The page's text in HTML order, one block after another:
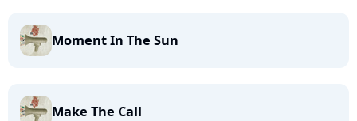
Moment In The Sun
Make The Call